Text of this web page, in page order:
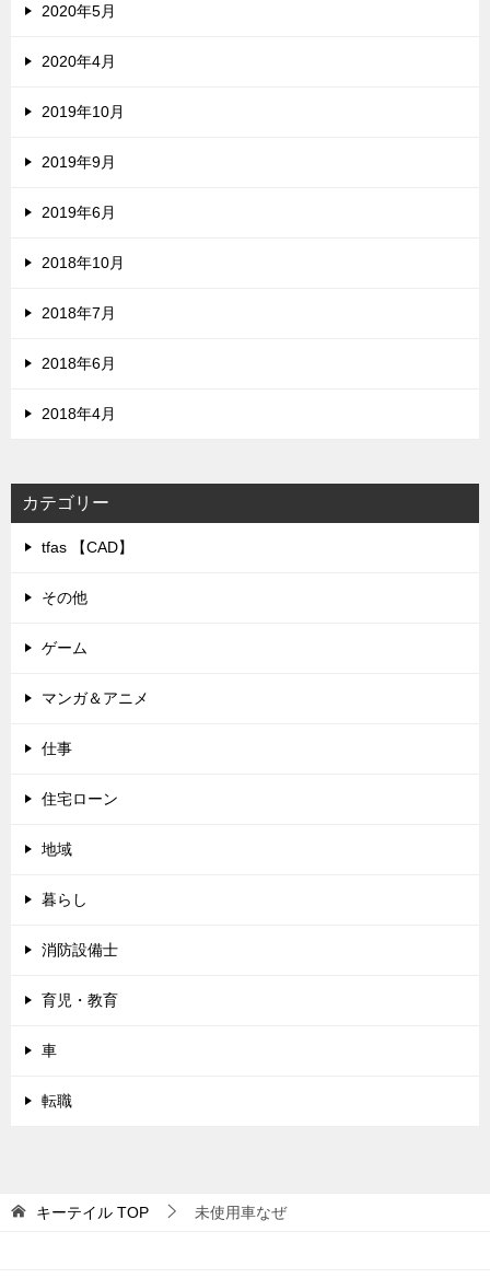
2020年5月
2020年4月
2019年10月
2019年9月
2019年6月
2018年10月
2018年7月
2018年6月
2018年4月
カテゴリー
tfas 【CAD】
その他
ゲーム
マンガ＆アニメ
仕事
住宅ローン
地域
暮らし
消防設備士
育児・教育
車
転職
キーテイル TOP 未使用車なぜ